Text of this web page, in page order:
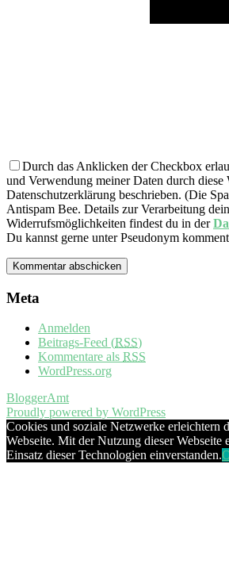
Durch das Anklicken der Checkbox
und Verwendung meiner Daten durch diese
Datenschutzerklärung beschrieben. (Die
Antispam Bee. Details zur Verarbeitung
Widerrufsmöglichkeiten findest du in der
Du kannst gerne unter Pseudonym
Meta
Anmelden
Beitrags-Feed (RSS)
Kommentare als RSS
WordPress.org
BloggerAmt
Proudly powered by WordPress
Cookies und soziale Netzwerke erleichtern
Webseite. Mit der Nutzung dieser Webseite
Einsatz dieser Technologien einverstanden.